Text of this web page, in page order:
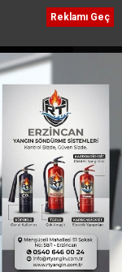
Kamu Spotu
çizildi
bahar
için
Reklamı Geç